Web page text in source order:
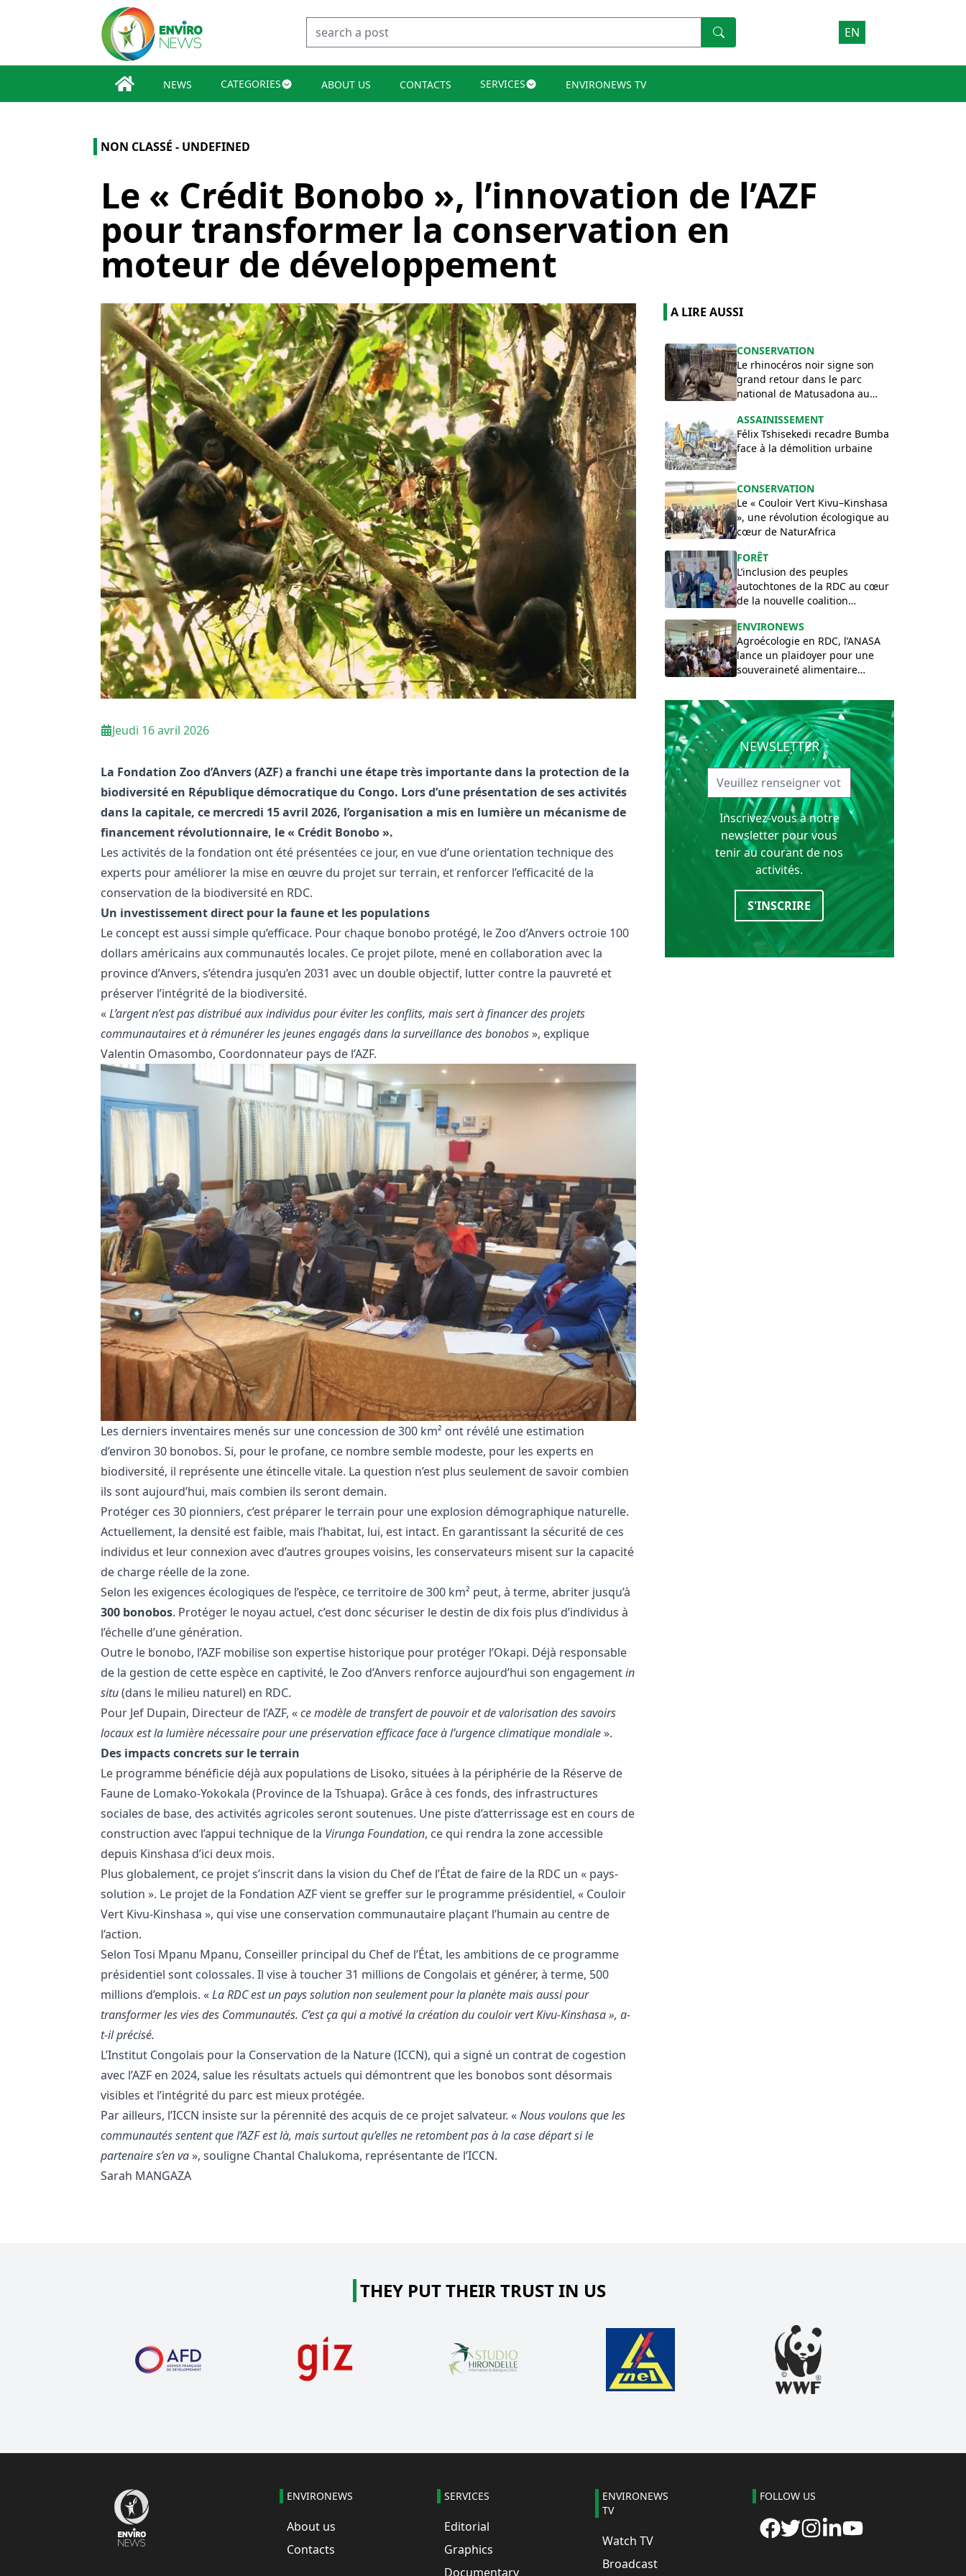
EN
NEWS CATEGORIES ABOUT US CONTACTS SERVICES ENVIRONEWS TV
NON CLASSÉ - UNDEFINED
Le « Crédit Bonobo », l’innovation de l’AZF
pour transformer la conservation en
moteur de développement
Jeudi 16 avril 2026
La Fondation Zoo d’Anvers (AZF) a franchi une étape très importante dans la protection de la
biodiversité en République démocratique du Congo. Lors d’une présentation de ses activités
dans la capitale, ce mercredi 15 avril 2026, l’organisation a mis en lumière un mécanisme de
financement révolutionnaire, le « Crédit Bonobo ».
Les activités de la fondation ont été présentées ce jour, en vue d’une orientation technique des
experts pour améliorer la mise en œuvre du projet sur terrain, et renforcer l’efficacité de la
conservation de la biodiversité en RDC.
Un investissement direct pour la faune et les populations
Le concept est aussi simple qu’efficace. Pour chaque bonobo protégé, le Zoo d’Anvers octroie 100
dollars américains aux communautés locales. Ce projet pilote, mené en collaboration avec la
province d’Anvers, s’étendra jusqu’en 2031 avec un double objectif, lutter contre la pauvreté et
préserver l’intégrité de la biodiversité.
«L’argent n’est pas distribué aux individus pour éviter les conflits, mais sert à financer des projets
communautaires et à rémunérer les jeunes engagés dans la surveillance des bonobos», explique
Valentin Omasombo, Coordonnateur pays de l’AZF.
Les derniers inventaires menés sur une concession de 300 km² ont révélé une estimation
d’environ 30 bonobos. Si, pour le profane, ce nombre semble modeste, pour les experts en
biodiversité, il représente une étincelle vitale. La question n’est plus seulement de savoir combien
ils sont aujourd’hui, mais combien ils seront demain.
Protéger ces 30 pionniers, c’est préparer le terrain pour une explosion démographique naturelle.
Actuellement, la densité est faible, mais l’habitat, lui, est intact. En garantissant la sécurité de ces
individus et leur connexion avec d’autres groupes voisins, les conservateurs misent sur la capacité
de charge réelle de la zone.
Selon les exigences écologiques de l’espèce, ce territoire de 300 km² peut, à terme, abriter jusqu’à
300 bonobos. Protéger le noyau actuel, c’est donc sécuriser le destin de dix fois plus d’individus à
l’échelle d’une génération.
Outre le bonobo, l’AZF mobilise son expertise historique pour protéger l’Okapi. Déjà responsable
de la gestion de cette espèce en captivité, le Zoo d’Anvers renforce aujourd’hui son engagementin
situ(dans le milieu naturel) en RDC.
Pour Jef Dupain, Directeur de l’AZF, «ce modèle de transfert de pouvoir et de valorisation des savoirs
locaux est la lumière nécessaire pour une préservation efficace face à l’urgence climatique mondiale».
Des impacts concrets sur le terrain
Le programme bénéficie déjà aux populations de Lisoko, situées à la périphérie de la Réserve de
Faune de Lomako-Yokokala (Province de la Tshuapa). Grâce à ces fonds, des infrastructures
sociales de base, des activités agricoles seront soutenues. Une piste d’atterrissage est en cours de
construction avec l’appui technique de la Virunga Foundation, ce qui rendra la zone accessible
depuis Kinshasa d’ici deux mois.
Plus globalement, ce projet s’inscrit dans la vision du Chef de l’État de faire de la RDC un « pays-
solution ». Le projet de la Fondation AZF vient se greffer sur le programme présidentiel, « Couloir
Vert Kivu-Kinshasa », qui vise une conservation communautaire plaçant l’humain au centre de
l’action.
Selon Tosi Mpanu Mpanu, Conseiller principal du Chef de l’État, les ambitions de ce programme
présidentiel sont colossales. Il vise à toucher 31 millions de Congolais et générer, à terme, 500
millions d’emplois. «La RDC est un pays solution non seulement pour la planète mais aussi pour
transformer les vies des Communautés. C’est ça qui a motivé la création du couloir vert Kivu-Kinshasa », a-
t-il précisé.
L’Institut Congolais pour la Conservation de la Nature (ICCN), qui a signé un contrat de cogestion
avec l’AZF en 2024, salue les résultats actuels qui démontrent que les bonobos sont désormais
visibles et l’intégrité du parc est mieux protégée.
Par ailleurs, l’ICCN insiste sur la pérennité des acquis de ce projet salvateur. «Nous voulons que les
communautés sentent que l’AZF est là, mais surtout qu’elles ne retombent pas à la case départ si le
partenaire s’en va», souligne Chantal Chalukoma, représentante de l’ICCN.
Sarah MANGAZA
A LIRE AUSSI
​CONSERVATION
Le rhinocéros noir signe son
grand retour dans le parc
national de Matusadona au
ASSAINISSEMENT
Félix Tshisekedi recadre Bumba
face à la démolition urbaine
CONSERVATION
Le « Couloir Vert Kivu–Kinshasa
», une révolution écologique au
cœur de NaturAfrica
FORÊT
L’inclusion des peuples
autochtones de la RDC au cœur
de la nouvelle coalition
ENVIRONEWS
Agroécologie en RDC, l’ANASA
lance un plaidoyer pour une
souveraineté alimentaire
NEWSLETTER
Inscrivez-vous à notre
newsletter pour vous
tenir au courant de nos
activités.
S'INSCRIRE
THEY PUT THEIR TRUST IN US
ENVIRONEWS
About us
Contacts
SERVICES
Editorial
Graphics
Documentary
ENVIRONEWS
TV
Watch TV
Broadcast
FOLLOW US